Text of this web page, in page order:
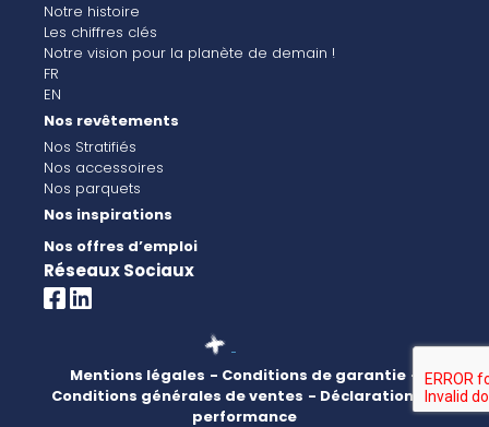
Notre histoire
Les chiffres clés
Notre vision pour la planète de demain !
FR
EN
Nos revêtements
Nos Stratifiés
Nos accessoires
Nos parquets
Nos inspirations
Nos offres d’emploi
Réseaux Sociaux
Mentions légales - Conditions de garantie -
Conditions générales de ventes - Déclaration de
performance